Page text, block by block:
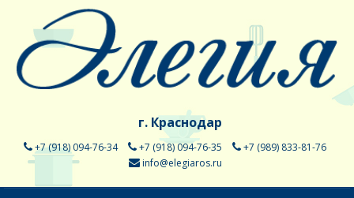
г. Краснодар
+7 (918) 094-76-34 +7 (918) 094-76-35
+7 (989) 833-81-76
info@elegiaros.ru